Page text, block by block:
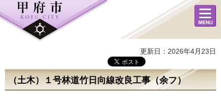
メニュ
ー
更新日：2026年4月23日
（土木）１号林道竹日向線改良工事（余フ）